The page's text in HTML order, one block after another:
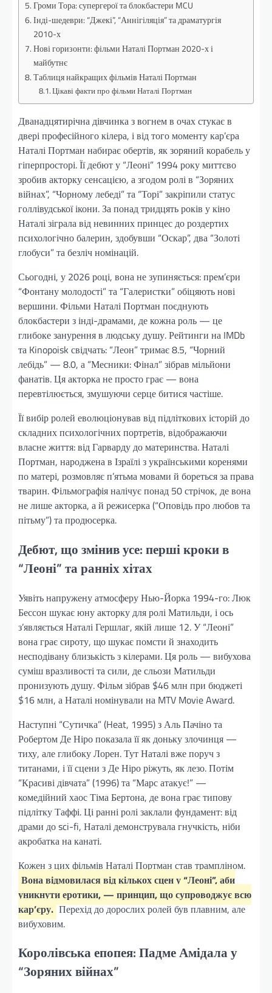
Громи Тора: супергерої та блокбастери MCU
Інді-шедеври: “Джекі”, “Аннігіляція” та драматургія
2010-х
Нові горизонти: фільми Наталі Портман 2020-х і
майбутнє
Таблиця найкращих фільмів Наталі Портман
Цікаві факти про фільми Наталі Портман
Дванадцятирічна дівчинка з вогнем в очах стукає в
двері професійного кілера, і від того моменту кар’єра
Наталі Портман набирає обертів, як зоряний корабель у
гіперпросторі. Її дебют у “Леоні” 1994 року миттєво
зробив акторку сенсацією, а згодом ролі в “Зоряних
війнах”, “Чорному лебеді” та “Торі” закріпили статус
голлівудської ікони. За понад тридцять років у кіно
Наталі зіграла від невинних принцес до роздертих
психологічно балерин, здобувши “Оскар”, два “Золоті
глобуси” та безліч номінацій.
Сьогодні, у 2026 році, вона не зупиняється: прем’єри
“Фонтану молодості” та “Галеристки” обіцяють нові
вершини. Фільми Наталі Портман поєднують
блокбастери з інді-драмами, де кожна роль — це
глибоке занурення в людську душу. Рейтинги на IMDb
та Kinopoisk свідчать: “Леон” тримає 8.5, “Чорний
лебідь” — 8.0, а “Месники: Фінал” зібрав мільйони
фанатів. Ця акторка не просто грає — вона
перевтілюється, змушуючи серце битися частіше.
Її вибір ролей еволюціонував від підліткових історій до
складних психологічних портретів, відображаючи
власне життя: від Гарварду до материнства. Наталі
Портман, народжена в Ізраїлі з українськими коренями
по матері, розмовляє п’ятьма мовами й бореться за права
тварин. Фільмографія налічує понад 50 стрічок, де вона
не лише акторка, а й режисерка (“Оповідь про любов та
пітьму”) та продюсерка.
Дебют, що змінив усе: перші кроки в
“Леоні” та ранніх хітах
Уявіть напружену атмосферу Нью-Йорка 1994-го: Люк
Бессон шукає юну акторку для ролі Матильди, і ось
з’являється Наталі Гершлаг, якій лише 12. У “Леоні”
вона грає сироту, що шукає помсти й знаходить
несподівану близькість з кілерами. Ця роль — вибухова
суміш вразливості та сили, де сльози Матильди
пронизують душу. Фільм зібрав $46 млн при бюджеті
$16 млн, а Наталі номінували на MTV Movie Award.
Наступні “Сутичка” (Heat, 1995) з Аль Пачіно та
Робертом Де Ніро показала її як доньку злочинця —
тиху, але глибоку Лорен. Тут Наталі вже поруч з
титанами, і її сцени з Де Ніро ріжуть, як лезо. Потім
“Красиві дівчата” (1996) та “Марс атакує!” —
комедійний хаос Тіма Бертона, де вона грає типову
підлітку Таффі. Ці ранні ролі заклали фундамент: від
драми до sci-fi, Наталі демонструвала гнучкість, ніби
акробатка на канаті.
Кожен з цих фільмів Наталі Портман став трампліном.
Вона відмовилася від кількох сцен у “Леоні”, аби
уникнути еротики, — принцип, що супроводжує всю
кар’єру. Перехід до дорослих ролей був плавним, але
вибуховим.
Королівська епопея: Падме Амідала у
“Зоряних війнах”